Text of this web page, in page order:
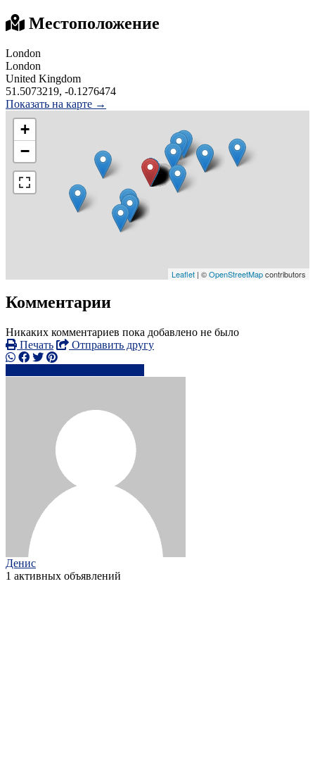
Местоположение
London
London
United Kingdom
51.5073219, -0.1276474
Показать на карте →
+
−
Leaflet | ©OpenStreetMapcontributors
Комментарии
Никаких комментариев пока добавлено не было
Печать
Отправить другу
Денис
1 активных объявлений